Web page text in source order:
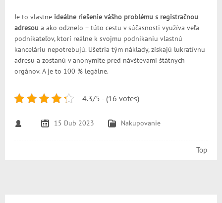
Je to vlastne ideálne riešenie vášho problému s registračnou
adresou a ako odznelo – túto cestu v súčasnosti využíva veľa
podnikateľov, ktorí reálne k svojmu podnikaniu vlastnú
kanceláriu nepotrebujú. Ušetria tým náklady, získajú lukratívnu
adresu a zostanú v anonymite pred návštevami štátnych
orgánov. A je to 100 % legálne.
4.3/5 - (16 votes)
15 Dub 2023 Nakupovanie
Top